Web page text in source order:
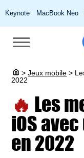
Keynote MacBook Neo
> Jeux mobile >
2022
🔥 Les
iOS
en 2022